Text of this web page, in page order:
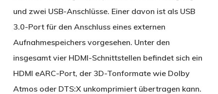
und zwei USB-Anschlüsse. Einer davon ist als USB
3.0-Port für den Anschluss eines externen
Aufnahmespeichers vorgesehen. Unter den
insgesamt vier HDMI-Schnittstellen befindet sich ein
HDMI eARC-Port, der 3D-Tonformate wie Dolby
Atmos oder DTS:X unkomprimiert übertragen kann.